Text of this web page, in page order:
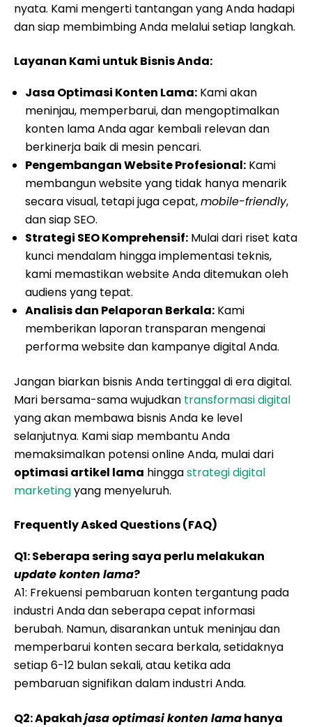
nyata. Kami mengerti tantangan yang Anda hadapi
dan siap membimbing Anda melalui setiap langkah.
Layanan Kami untuk Bisnis Anda:
Jasa Optimasi Konten Lama: Kami akan
meninjau, memperbarui, dan mengoptimalkan
konten lama Anda agar kembali relevan dan
berkinerja baik di mesin pencari.
Pengembangan Website Profesional: Kami
membangun website yang tidak hanya menarik
secara visual, tetapi juga cepat,mobile-friendly,
dan siap SEO.
Strategi SEO Komprehensif: Mulai dari riset kata
kunci mendalam hingga implementasi teknis,
kami memastikan website Anda ditemukan oleh
audiens yang tepat.
Analisis dan Pelaporan Berkala: Kami
memberikan laporan transparan mengenai
performa website dan kampanye digital Anda.
Jangan biarkan bisnis Anda tertinggal di era digital.
Mari bersama-sama wujudkan transformasi digital
yang akan membawa bisnis Anda ke level
selanjutnya. Kami siap membantu Anda
memaksimalkan potensi online Anda, mulai dari
optimasi artikel lama hinggastrategi digital
marketingyang menyeluruh.
Frequently Asked Questions (FAQ)
Q1: Seberapa sering saya perlu melakukan
update konten lama?
A1: Frekuensi pembaruan konten tergantung pada
industri Anda dan seberapa cepat informasi
berubah. Namun, disarankan untuk meninjau dan
memperbarui konten secara berkala, setidaknya
setiap 6-12 bulan sekali, atau ketika ada
pembaruan signifikan dalam industri Anda.
Q2: Apakahjasa optimasi konten lamahanya